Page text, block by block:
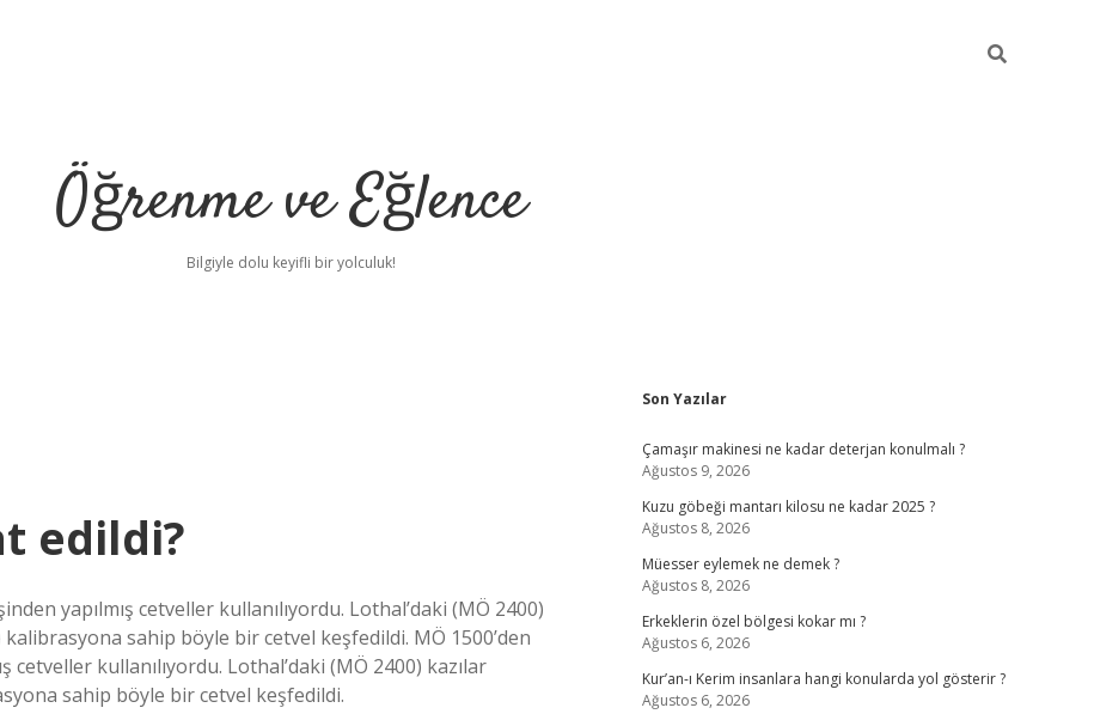
Öğrenme ve Eğlence
Bilgiyle dolu keyifli bir yolculuk!
edildi?
yapılmış cetveller kullanılıyordu. Lothal’daki (MÖ 2400)
kalibrasyona sahip böyle bir cetvel keşfedildi. MÖ 1500’den
cetveller kullanılıyordu. Lothal’daki (MÖ 2400) kazılar
sahip böyle bir cetvel keşfedildi.
Sidebar
Son Yazılar
Çamaşır makinesi ne kadar deterjan konulmalı ?
Ağustos 9, 2026
Kuzu göbeği mantarı kilosu ne kadar 2025 ?
Ağustos 8, 2026
Müesser eylemek ne demek ?
Ağustos 8, 2026
Erkeklerin özel bölgesi kokar mı ?
Ağustos 6, 2026
Kur’an-ı Kerim insanlara hangi konularda yol gösterir ?
Ağustos 6, 2026